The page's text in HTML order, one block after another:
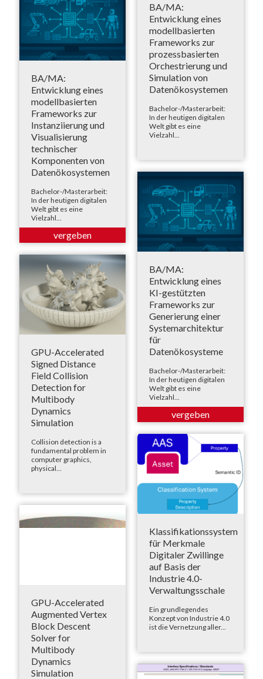
BA/MA:
Entwicklung eines
modellbasierten
Frameworks zur
prozessbasierten
Orchestrierung und
Simulation von
Datenökosystemen
Bachelor-/Masterarbeit:
In der heutigen digitalen
Welt gibt es eine
Vielzahl...
BA/MA:
Entwicklung eines
modellbasierten
Frameworks zur
Instanziierung und
Visualisierung
technischer
Komponenten von
Datenökosystemen
Bachelor-/Masterarbeit:
In der heutigen digitalen
Welt gibt es eine
Vielzahl...
BA/MA:
Entwicklung eines
KI-gestützten
Frameworks zur
Generierung einer
Systemarchitektur
für
Datenökosysteme
Bachelor-/Masterarbeit:
In der heutigen digitalen
Welt gibt es eine
Vielzahl...
GPU-Accelerated
Signed Distance
Field Collision
Detection for
Multibody
Dynamics
Simulation
Collision detection is a
fundamental problem in
computer graphics,
physical...
Klassifikationssystem
für Merkmale
Digitaler Zwillinge
auf Basis der
Industrie 4.0-
Verwaltungsschale
Ein grundlegendes
Konzept von Industrie 4.0
ist die Vernetzung aller...
GPU-Accelerated
Augmented Vertex
Block Descent
Solver for
Multibody
Dynamics
Simulation